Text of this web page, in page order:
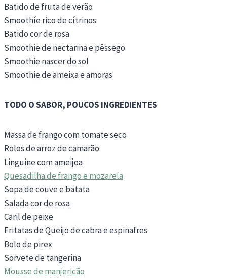
Batido de fruta de verão
Smoothíe rico de cítrinos
Batido cor de rosa
Smoothie de nectarina e pêssego
Smoothie nascer do sol
Smoothie de ameixa e amoras
TODO O SABOR, POUCOS INGREDIENTES
Massa de frango com tomate seco
Rolos de arroz de camarão
Linguine com ameijoa
Quesadilha de frango e mozarela
Sopa de couve e batata
Salada cor de rosa
Caril de peixe
Fritatas de Queijo de cabra e espinafres
Bolo de pirex
Sorvete de tangerina
Mousse de manjericão